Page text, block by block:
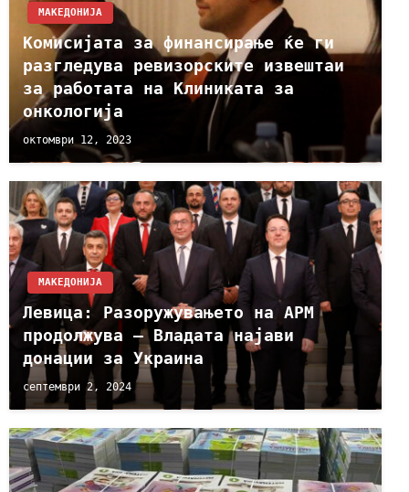
МАКЕДОНИЈА
Комисијата за финансирање ќе ги
разгледува ревизорските извештаи
за работата на Клиниката за
онкологија
октомври 12, 2023
МАКЕДОНИЈА
Левица: Разоружувањето на АРМ
продолжува – Владата најави
донации за Украина
септември 2, 2024